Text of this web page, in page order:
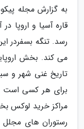
به گزارش مجله
قاره آسیا و اروپا
رسد. تنگه بسفردر
می کند. بخش
تاریخ غنی شهر و
برای هر کسی است
رستوران های مجلل